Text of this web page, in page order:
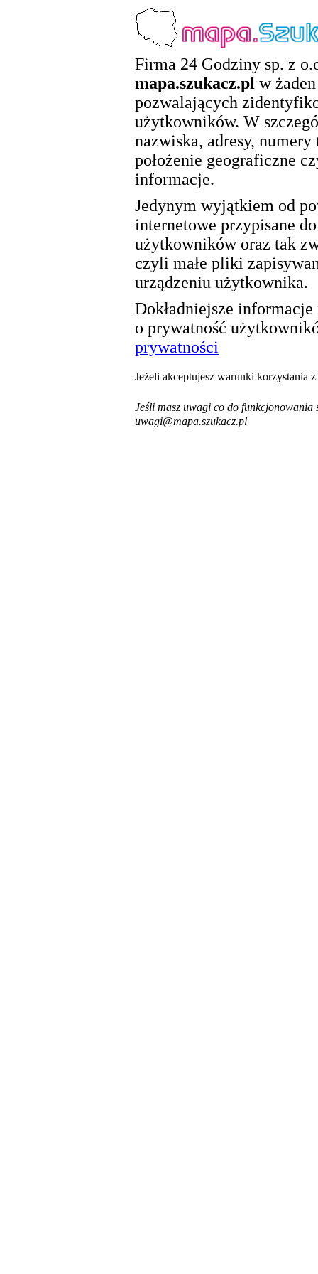
Firma 24 Godziny sp. z
mapa.szukacz.pl w
pozwalających
użytkowników. W
nazwiska, adresy,
położenie geograficzne
informacje.
Jedynym wyjątkiem od
internetowe przypisane
użytkowników oraz tak
czyli małe pliki
urządzeniu użytkownika.
Dokładniejsze
o prywatność
prywatności
Jeżeli akceptujesz warunki korzystania
Jeśli masz uwagi co do funkcjonowania
uwagi@mapa.szukacz.pl